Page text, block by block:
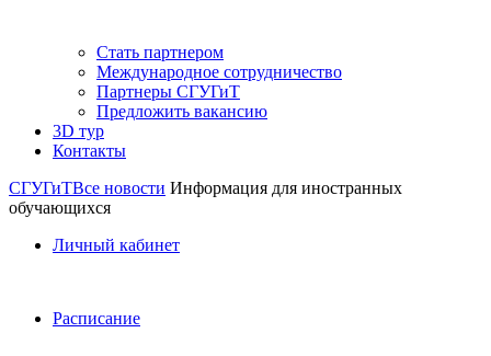
Стать партнером
Международное сотрудничество
Партнеры СГУГиТ
Предложить вакансию
3D тур
Контакты
СГУГиТВсе новости Информация для иностранных
обучающихся
Личный кабинет
Расписание